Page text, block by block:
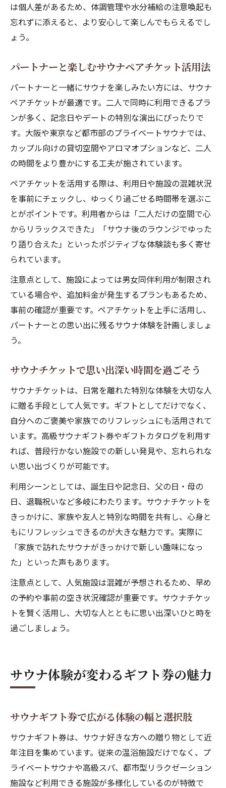
は個人差があるため、体調管理や水分補給の注意喚起も
忘れずに添えると、より安心して楽しんでもらえるでし
ょう。
パートナーと楽しむサウナペアチケット活用法
パートナーと一緒にサウナを楽しみたい方には、サウナ
ペアチケットが最適です。二人で同時に利用できるプラ
ンが多く、記念日やデートの特別な演出にぴったりで
す。大阪や東京など都市部のプライベートサウナでは、
カップル向けの貸切空間やアロマオプションなど、二人
の時間をより豊かにする工夫が施されています。
ペアチケットを活用する際は、利用日や施設の混雑状況
を事前にチェックし、ゆっくり過ごせる時間帯を選ぶこ
とがポイントです。利用者からは「二人だけの空間で心
からリラックスできた」「サウナ後のラウンジでゆった
り語り合えた」といったポジティブな体験談も多く寄せ
られています。
注意点として、施設によっては男女同伴利用が制限され
ている場合や、追加料金が発生するプランもあるため、
事前の確認が重要です。ペアチケットを上手に活用し、
パートナーとの思い出に残るサウナ体験を計画しましょ
う。
サウナチケットで思い出深い時間を過ごそう
サウナチケットは、日常を離れた特別な体験を大切な人
に贈る手段として人気です。ギフトとしてだけでなく、
自分へのご褒美や家族でのリフレッシュにも活用されて
います。高級サウナギフト券やギフトカタログを利用す
れば、普段行かない施設での新しい発見や、忘れられな
い思い出づくりが可能です。
利用シーンとしては、誕生日や記念日、父の日・母の
日、退職祝いなど多岐にわたります。サウナチケットを
きっかけに、家族や友人と特別な時間を共有し、心身と
もにリフレッシュできるのが大きな魅力です。実際に
「家族で訪れたサウナがきっかけで新しい趣味になっ
た」といった声もあります。
注意点として、人気施設は混雑が予想されるため、早め
の予約や事前の空き状況確認が重要です。サウナチケッ
トを賢く活用し、大切な人とともに思い出深いひと時を
過ごしましょう。
サウナ体験が変わるギフト券の魅力
サウナギフト券で広がる体験の幅と選択肢
サウナギフト券は、サウナ好きな方への贈り物として近
年注目を集めています。従来の温浴施設だけでなく、プ
ライベートサウナや高級スパ、都市型リラクゼーション
施設など利用できる施設が多様化しているのが特徴で